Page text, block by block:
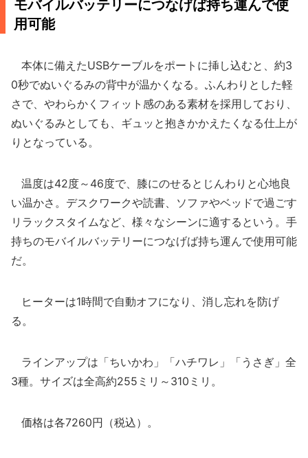
モバイルバッテリーにつなげば持ち運んで使
用可能
本体に備えたUSBケーブルをポートに挿し込むと、約3
0秒でぬいぐるみの背中が温かくなる。ふんわりとした軽
さで、やわらかくフィット感のある素材を採用しており、
ぬいぐるみとしても、ギュッと抱きかかえたくなる仕上が
りとなっている。
温度は42度～46度で、膝にのせるとじんわりと心地良
い温かさ。デスクワークや読書、ソファやベッドで過ごす
リラックスタイムなど、様々なシーンに適するという。手
持ちのモバイルバッテリーにつなげば持ち運んで使用可能
だ。
ヒーターは1時間で自動オフになり、消し忘れを防げ
る。
ラインアップは「ちいかわ」「ハチワレ」「うさぎ」全
3種。サイズは全高約255ミリ～310ミリ。
価格は各7260円（税込）。